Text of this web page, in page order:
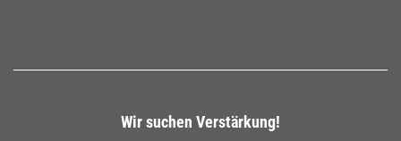
Wir suchen Verstärkung!